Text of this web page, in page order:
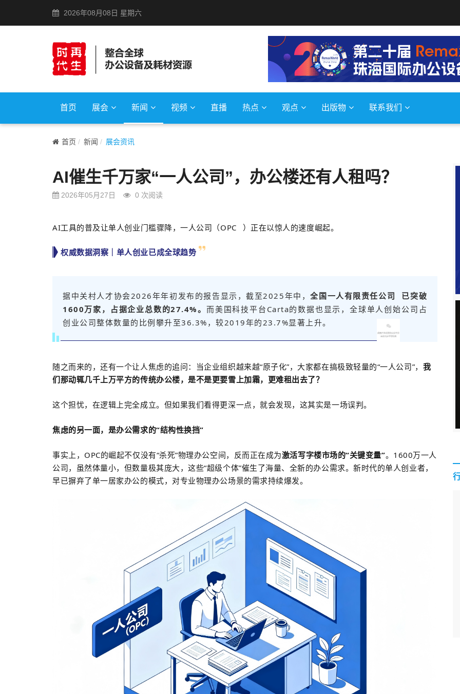
2026年08月08日 星期六
首页 展会 新闻 视频 直播 热点 观点 出版物 联系我们
首页 新闻 展会资讯
AI催生千万家“一人公司”，办公楼还有人租吗？
2026年05月27日 0 次阅读
AI工具的普及让单人创业门槛骤降，一人公司（OPC ）正在以惊人的速度崛起。
权威数据洞察｜单人创业已成全球趋势
据中关村人才协会2026年年初发布的报告显示，截至2025年中，全国一人有限责任公司
已突破
1600万家，占据企业总数的27.4%。 而美国科技平台Carta的数据也显示，全球单人创始公司占
创业公司整体数量的比例攀升至36.3%，较2019年的23.7%显著上升。
随之而来的，还有一个让人焦虑的追问：当企业组织越来越“原子化”，大家都在搞极致轻量的“一人公司”， 我
们那动辄几千上万平方的传统办公楼，是不是更要雪上加霜，更难租出去了？
这个担忧，在逻辑上完全成立。但如果我们看得更深一点，就会发现，这其实是一场误判。
焦虑的另一面，是办公需求的“结构性换挡”
事实上，OPC的崛起不仅没有“杀死”物理办公空间，反而正在成为激活写字楼市场的“关键变量”。1600万一人
公司，虽然体量小，但数量极其庞大，这些“超级个体”催生了海量、全新的办公需求。新时代的单人创业者，
早已摒弃了单一居家办公的模式，对专业物理办公场景的需求持续爆发。